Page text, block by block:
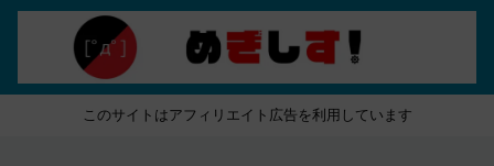
このサイトはアフィリエイト広告を利用しています